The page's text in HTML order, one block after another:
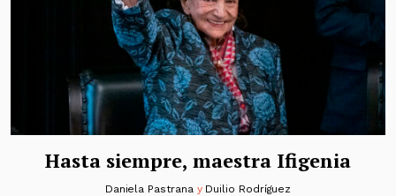
Hasta siempre, maestra Ifigenia
Daniela Pastranay Duilio Rodríguez